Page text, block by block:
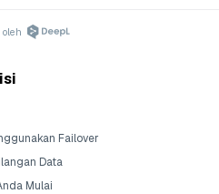
Failover
Data
Mulai